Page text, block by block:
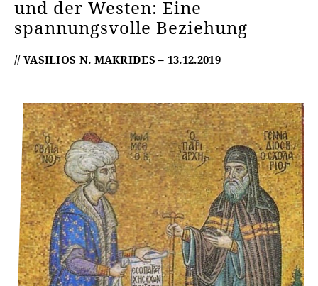
und der Westen: Eine
spannungsvolle Beziehung
// VASILIOS N. MAKRIDES – 13.12.2019